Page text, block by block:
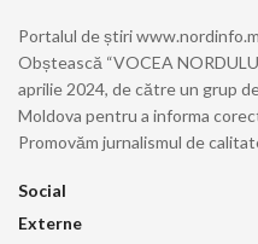
Portalul de știri
Obștească “VOCEA
aprilie 2024, de către un grup
Moldova pentru a informa
Promovăm jurnalismul de
Social
Externe